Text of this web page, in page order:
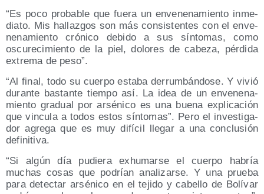
“Es poco pro­ba­ble que fue­ra un enve­ne­na­mien­to inme­
dia­to. Mis hallaz­gos son más con­sis­ten­tes con el enve­
ne­na­mien­to cró­ni­co debi­do a sus sín­to­mas, como
oscu­re­ci­mien­to de la piel, dolo­res de cabe­za, pér­di­da
extre­ma de peso”.
“Al final, todo su cuer­po esta­ba derrum­bán­do­se. Y vivió
duran­te bas­tan­te tiem­po así. La idea de un enve­ne­na­
mien­to gra­dual por arsé­ni­co es una bue­na expli­ca­ción
que vin­cu­la a todos estos sín­to­mas”. Pero el inves­ti­ga­
dor agre­ga que es muy difí­cil lle­gar a una con­clu­sión
definitiva.
“Si algún día pudie­ra exhu­mar­se el cuer­po habría
muchas cosas que podrían ana­li­zar­se. Y una prue­ba
para detec­tar arsé­ni­co en el teji­do y cabe­llo de Bolí­var